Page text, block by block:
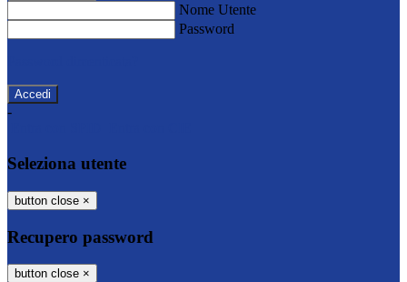
Nome Utente
Password
-
Seleziona utente
button close ×
Recupero password
button close ×